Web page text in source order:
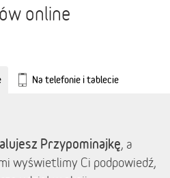
online
Na telefonie i tablecie
Przypominajkę, a
wyświetlimy Ci podpowiedź,